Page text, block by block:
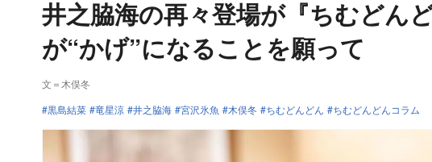
井之脇海の再々登場が『ちむど
が“かげ”になることを願って
文＝木俣冬
黒島結菜
竜星涼 井之脇海 宮沢氷魚 木俣冬 ちむどんどん ちむどんどんコラム